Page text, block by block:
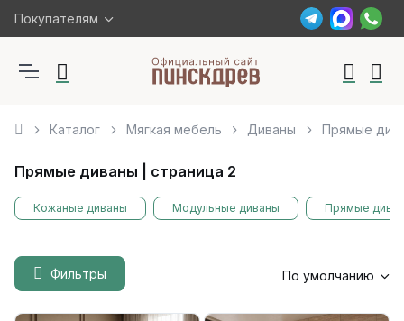
Покупателям
Каталог Мягкая мебель Диваны Прямые
Прямые диваны | страница 2
Кожаные диваны Модульные диваны Прямые
Фильтры По умолчанию